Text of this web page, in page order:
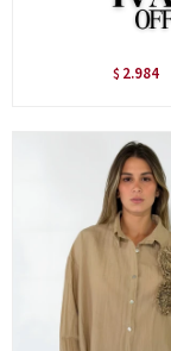
$ 2.984